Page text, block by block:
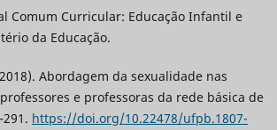
Comum Curricular: Educação Infantil e
da Educação.
Abordagem da sexualidade nas
e professoras da rede básica de
https://doi.org/10.22478/ufpb.1807-